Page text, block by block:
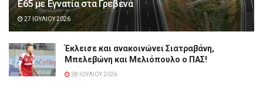
Ε65 με Εγνατία στα Γρεβενά
27 ΙΟΥΛΊΟΥ 2026
Έκλεισε και ανακοινώνει Σιατραβάνη,
Μπελεβώνη και Μελιόπουλο ο ΠΑΣ!
28 ΙΟΥΛΊΟΥ 2026